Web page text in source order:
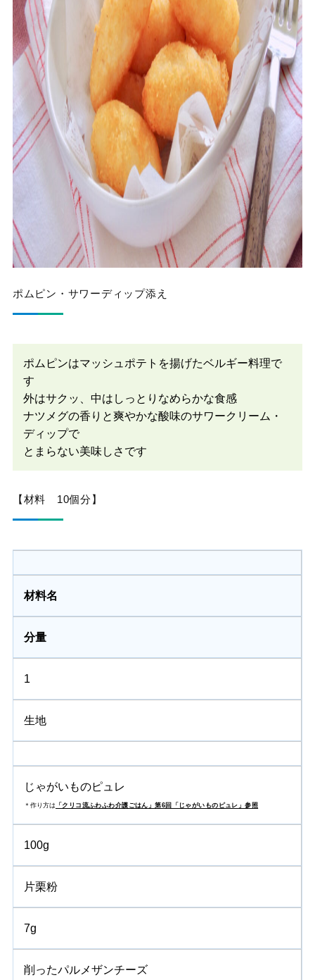
ポムピン・サワーディップ添え
ポムピンはマッシュポテトを揚げたベルギー料理で
す
外はサクッ、中はしっとりなめらかな食感
ナツメグの香りと爽やかな酸味のサワークリーム・
ディップで
とまらない美味しさです
【材料 10個分】
材料名
分量
1
生地
じゃがいものピュレ
＊作り方は 「クリコ流ふわふわ介護ごはん」第6回「じゃがいものピュレ」参照
100g
片栗粉
7g
削ったパルメザンチーズ